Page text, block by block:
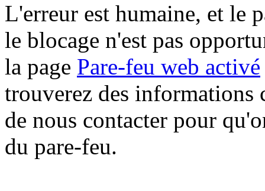
L'erreur est humaine, et le
le blocage n'est pas
la page Pare-feu web activé
trouverez des informations
de nous contacter pour
du pare-feu.